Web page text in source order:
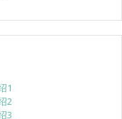
1
2
3